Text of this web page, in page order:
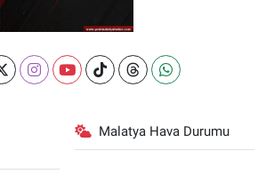
Malatya Hava Durumu